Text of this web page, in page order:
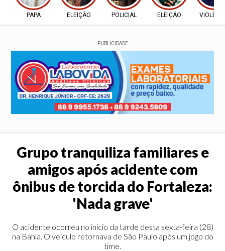
PAPA ELEIÇÃO POLICIAL ELEIÇÃO
PUBLICIDADE
Grupo tranquiliza familiares e
amigos após acidente com
ônibus de torcida do Fortaleza:
'Nada grave'
O acidente ocorreu no início da tarde desta sexta-feira (28)
na Bahia. O veículo retornava de São Paulo após um jogo do
time.